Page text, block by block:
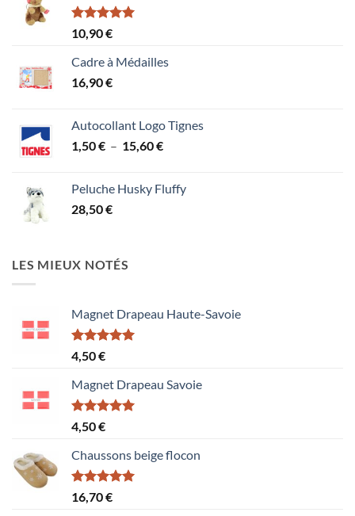
Note5.00
sur 5
10,90€
Cadre à Médailles
16,90€
Autocollant Logo Tignes
1,50€ – 15,60€Plage
1,50 €
Peluche Husky Fluffy
28,50€
LES MIEUX NOTÉS
Magnet Drapeau Haute-Savoie
Note5.00
sur 5
4,50€
Magnet Drapeau Savoie
Note5.00
sur 5
4,50€
Chaussons beige flocon
Note5.00
sur 5
16,70€